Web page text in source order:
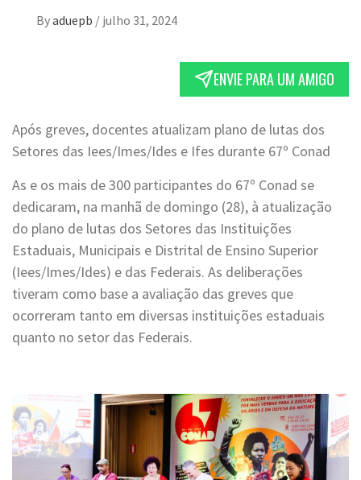
Byaduepb / julho 31, 2024
ENVIE PARA UM AMIGO
Após greves, docentes atualizam plano de lutas dos
Setores das Iees/Imes/Ides e Ifes durante 67º Conad
As e os mais de 300 participantes do 67º Conad se
dedicaram, na manhã de domingo (28), à atualização
do plano de lutas dos Setores das Instituições
Estaduais, Municipais e Distrital de Ensino Superior
(Iees/Imes/Ides) e das Federais. As deliberações
tiveram como base a avaliação das greves que
ocorreram tanto em diversas instituições estaduais
quanto no setor das Federais.